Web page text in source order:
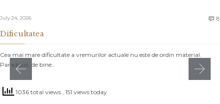
July 24, 2026  8
Dificultatea
Cea mai mare dificultate a vremurilor actuale nu este de ordin material.
Paradoxal, de bine…
1036 total views , 151 views today